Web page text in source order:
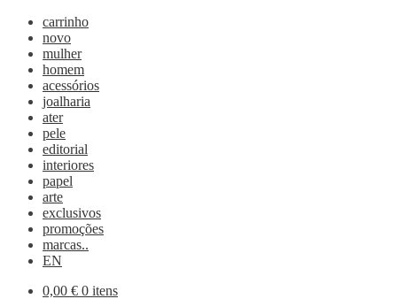
carrinho
novo
mulher
homem
acessórios
joalharia
ater
pele
editorial
interiores
papel
arte
exclusivos
promoções
marcas..
EN
0,00 € 0 itens